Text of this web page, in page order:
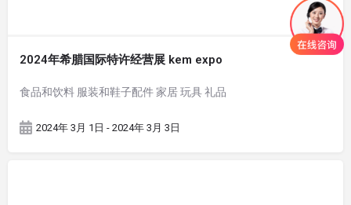
2024年希腊国际特许经营展 kem expo
食品和饮料 服装和鞋子配件 家居 玩具 礼品
2024年 3月 1日 - 2024年 3月 3日